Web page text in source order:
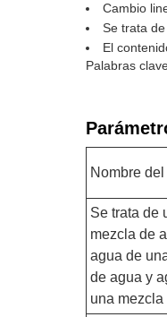
Cambio
Se trata
El
Palabras
Nombre
Se trata de
mezcla de
agua de
de agua y
una mezcla